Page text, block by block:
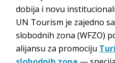
dobija i novu
UN Tourism je zajedno
slobodnih zona (WFZO)
alijansu za promociju